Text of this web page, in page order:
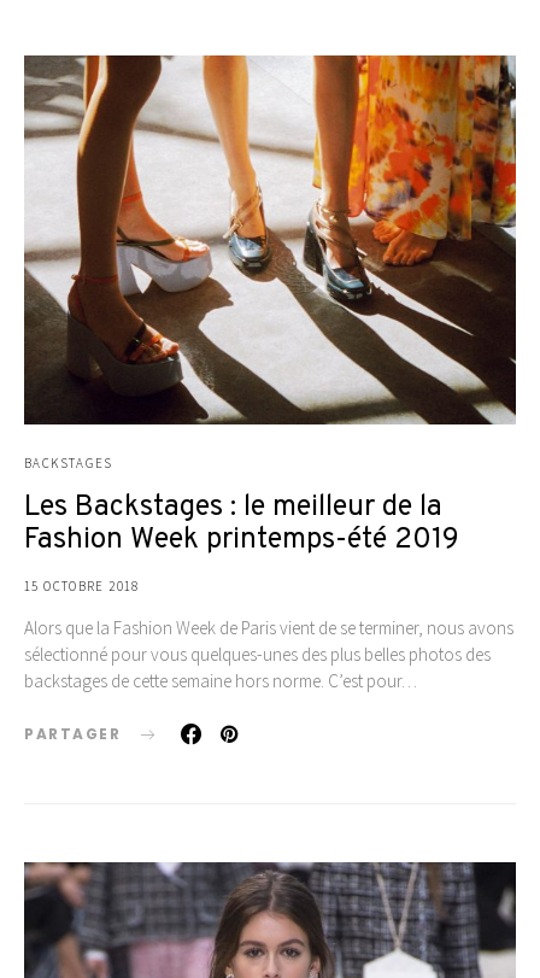
BACKSTAGES
Les Backstages : le meilleur de la
Fashion Week printemps-été 2019
15 OCTOBRE 2018
Alors que la Fashion Week de Paris vient de se terminer, nous avons
sélectionné pour vous quelques-unes des plus belles photos des
backstages de cette semaine hors norme. C’est pour…
PARTAGER